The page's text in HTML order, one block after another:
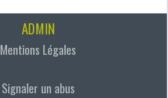
ADMIN
Mentions Légales
Signaler un abus